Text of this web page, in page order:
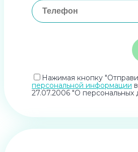
Нажимая кнопку
персональной информации
27.07.2006 "О персональных